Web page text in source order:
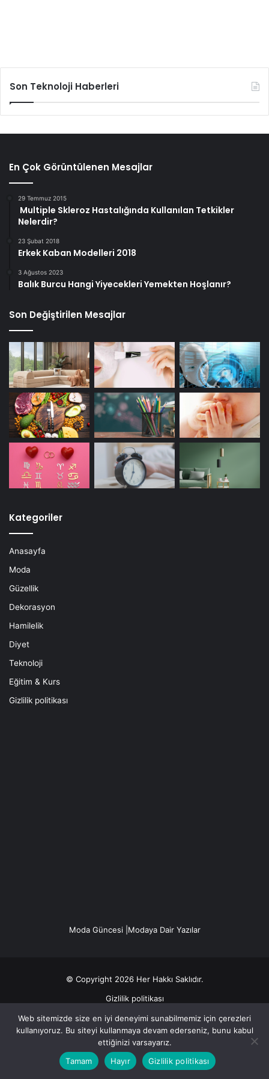
Son Teknoloji Haberleri
En Çok Görüntülenen Mesajlar
29 Temmuz 2015
Multiple Skleroz Hastalığında Kullanılan Tetkikler
Nelerdir?
23 Şubat 2018
Erkek Kaban Modelleri 2018
3 Ağustos 2023
Balık Burcu Hangi Yiyecekleri Yemekten Hoşlanır?
Son Değiştirilen Mesajlar
Kategoriler
Anasayfa
Moda
Güzellik
Dekorasyon
Hamilelik
Diyet
Teknoloji
Eğitim & Kurs
Gizlilik politikası
Moda Güncesi |Modaya Dair Yazılar
© Copyright 2026 Her Hakkı Saklıdır.
Gizlilik politikası
Facebook
X YouTubeInstagram
Web sitemizde size en iyi deneyimi sunabilmemiz için çerezleri
kullanıyoruz. Bu siteyi kullanmaya devam ederseniz, bunu kabul
ettiğinizi varsayarız.
Tamam
Hayır Gizlilik politikası